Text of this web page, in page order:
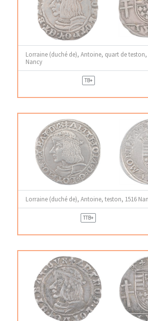
Lorraine (duché de), Antoine, quart de teston,
Nancy
TB+
Lorraine (duché de), Antoine, teston, 1516
TTB+